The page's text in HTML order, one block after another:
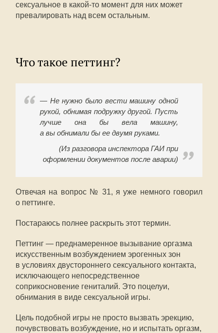
сексуальное в какой-то момент для них может
превалировать над всем остальным.
Что такое петтинг?
— Не нужно было вести машину одной
рукой, обнимая подружку другой. Пусть
лучше она бы вела машину,
а вы обнимали бы ее двумя руками.
(Из разговора инспектора ГАИ при
оформлении документов после аварии)
Отвечая на вопрос № 31, я уже немного говорил
о петтинге.
Постараюсь полнее раскрыть этот термин.
Петтинг — преднамеренное вызывание оргазма
искусственным возбуждением эрогенных зон
в условиях двустороннего сексуального контакта,
исключающего непосредственное
соприкосновение гениталий. Это поцелуи,
обнимания в виде сексуальной игры.
Цель подобной игры не просто вызвать эрекцию,
почувствовать возбуждение, но и испытать оргазм,